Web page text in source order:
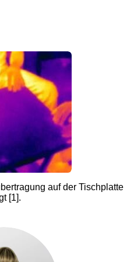
auf der Tischplatte
[1].